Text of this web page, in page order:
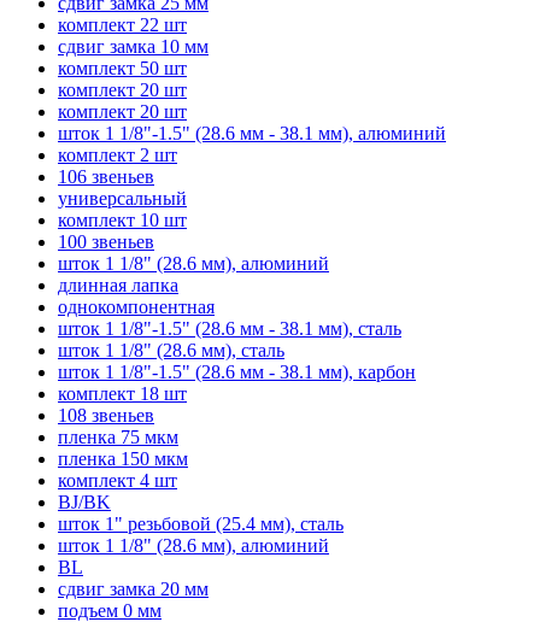
комплект 22 шт
сдвиг замка 10 мм
комплект 50 шт
комплект 20 шт
комплект 20 шт
шток 1 1/8"-1.5" (28.6 мм - 38.1 мм), алюминий
комплект 2 шт
106 звеньев
универсальный
комплект 10 шт
100 звеньев
шток 1 1/8" (28.6 мм), алюминий
длинная лапка
однокомпонентная
шток 1 1/8"-1.5" (28.6 мм - 38.1 мм), сталь
шток 1 1/8" (28.6 мм), сталь
шток 1 1/8"-1.5" (28.6 мм - 38.1 мм), карбон
комплект 18 шт
108 звеньев
пленка 75 мкм
пленка 150 мкм
комплект 4 шт
BJ/BK
шток 1" резьбовой (25.4 мм), сталь
шток 1 1/8" (28.6 мм), алюминий
BL
сдвиг замка 20 мм
подъем 0 мм